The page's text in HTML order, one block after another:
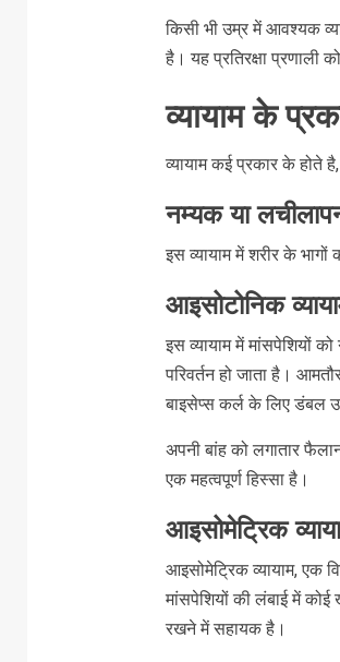
किसी भी उम्र में आवश्यक
है। यह प्रतिरक्षा प्रणाली
व्यायाम के
व्यायाम कई प्रकार के होते
नम्यक या
इस व्यायाम में शरीर के
आइसोटोनिक
इस व्यायाम में मांसपेशियों
परिवर्तन हो जाता है।
बाइसेप्स कर्ल के लिए डंबल
अपनी बांह को लगातार
एक महत्वपूर्ण हिस्सा है।
आइसोमेट्रिक
आइसोमेट्रिक व्यायाम, एक
मांसपेशियों की लंबाई में कोई
रखने में सहायक है।